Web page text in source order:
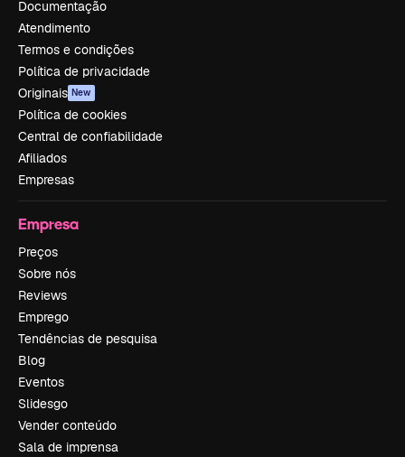
Documentação
Atendimento
Termos e condições
Política de privacidade
Originais New
Política de cookies
Central de confiabilidade
Afiliados
Empresas
Empresa
Preços
Sobre nós
Reviews
Emprego
Tendências de pesquisa
Blog
Eventos
Slidesgo
Vender conteúdo
Sala de imprensa